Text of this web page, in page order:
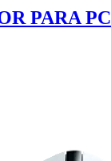
PARA PC